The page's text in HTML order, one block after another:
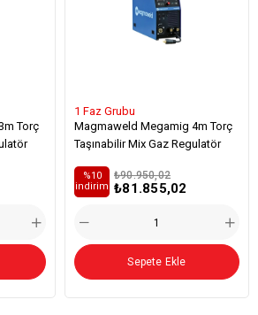
Torç
1 Faz Grubu
Magmaweld Megamig 4m Torç
Taşınabilir Mix Gaz Regulatör
₺81.855,02
₺90.950,02
%10
i̇ndirim
Sepete Ekle